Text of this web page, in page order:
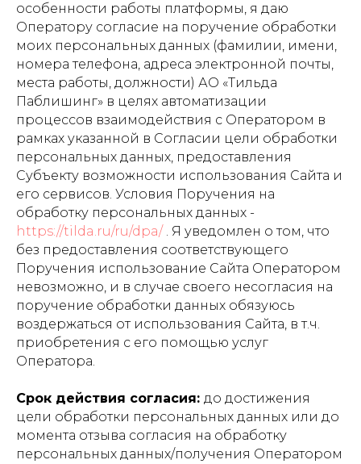
особенности работы платформы, я даю
Оператору согласие на поручение обработки
моих персональных данных (фамилии, имени,
номера телефона, адреса электронной почты,
места работы, должности) АО «Тильда
Паблишинг» в целях автоматизации
процессов взаимодействия с Оператором в
рамках указанной в Согласии цели обработки
персональных данных, предоставления
Субъекту возможности использования Сайта и
его сервисов. Условия Поручения на
обработку персональных данных -
https://tilda.ru/ru/dpa/ . Я уведомлен о том, что
без предоставления соответствующего
Поручения использование Сайта Оператором
невозможно, и в случае своего несогласия на
поручение обработки данных обязуюсь
воздержаться от использования Сайта, в т.ч.
приобретения с его помощью услуг
Оператора.
Срок действия согласия: до достижения
цели обработки персональных данных или до
момента отзыва согласия на обработку
персональных данных/получения Оператором